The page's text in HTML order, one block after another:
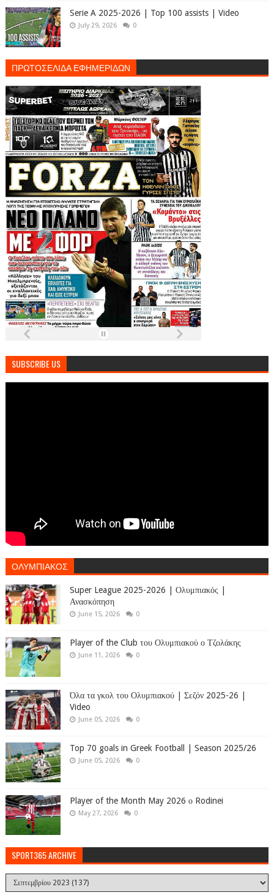
Serie A 2025-2026 | Top 100 assists | Video
July 29, 2026 0
ΠΡΩΤΟΣΕΛΙΔΑ ΕΦΗΜΕΡΙΔΩΝ
SUBSCRIBE US
ΟΛΥΜΠΙΑΚΟΣ
Super League 2025-2026 | Ολυμπιακός |
Ανασκόπηση
June 15, 2026 0
Player of the Club του Ολυμπιακού ο Τζολάκης
June 11, 2026 0
Όλα τα γκολ του Ολυμπιακού | Σεζόν 2025-26 |
Video
June 05, 2026 0
Top 70 goals in Greek Football | Season 2025/26
June 05, 2026 0
Player of the Month May 2026 ο Rodinei
May 27, 2026 0
SPORT365 ARCHIVE